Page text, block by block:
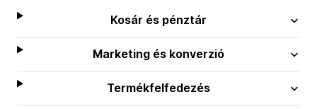
Kosár és pénztár
Marketing és konverzió
Termékfelfedezés